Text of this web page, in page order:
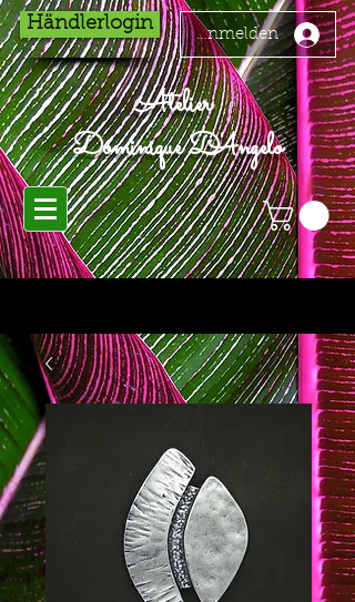
Händlerlogin
Anmelden
Atelier
Dominique D'Angelo